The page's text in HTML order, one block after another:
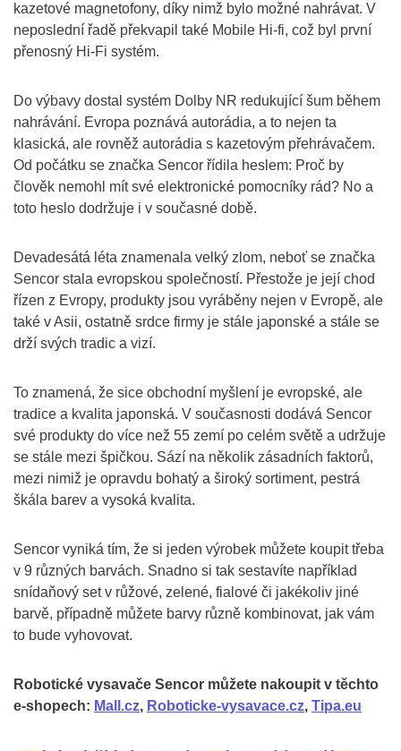
kazetové magnetofony, díky nimž bylo možné nahrávat. V
neposlední řadě překvapil také Mobile Hi-fi, což byl první
přenosný Hi-Fi systém.
Do výbavy dostal systém Dolby NR redukující šum během
nahrávání. Evropa poznává autorádia, a to nejen ta
klasická, ale rovněž autorádia s kazetovým přehrávačem.
Od počátku se značka Sencor řídila heslem: Proč by
člověk nemohl mít své elektronické pomocníky rád? No a
toto heslo dodržuje i v současné době.
Devadesátá léta znamenala velký zlom, neboť se značka
Sencor stala evropskou společností. Přestože je její chod
řízen z Evropy, produkty jsou vyráběny nejen v Evropě, ale
také v Asii, ostatně srdce firmy je stále japonské a stále se
drží svých tradic a vizí.
To znamená, že sice obchodní myšlení je evropské, ale
tradice a kvalita japonská. V současnosti dodává Sencor
své produkty do více než 55 zemí po celém světě a udržuje
se stále mezi špičkou. Sází na několik zásadních faktorů,
mezi nimiž je opravdu bohatý a široký sortiment, pestrá
škála barev a vysoká kvalita.
Sencor vyniká tím, že si jeden výrobek můžete koupit třeba
v 9 různých barvách. Snadno si tak sestavíte například
snídaňový set v růžové, zelené, fialové či jakékoliv jiné
barvě, případně můžete barvy různě kombinovat, jak vám
to bude vyhovovat.
Robotické vysavače Sencor můžete nakoupit v těchto
e-shopech: Mall.cz, Roboticke-vysavace.cz, Tipa.eu